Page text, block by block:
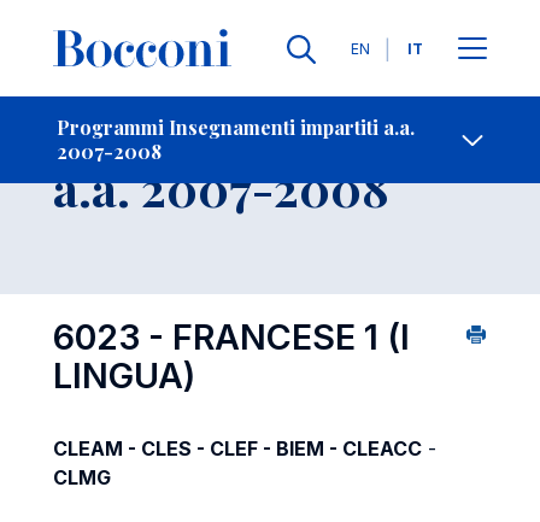
Lingue
EN IT
Programmi Insegnamenti impartiti a.a.
2007-2008
-
Insegnamento
a.a. 2007-2008
6023 - FRANCESE 1 (I
LINGUA)
CLEAM - CLES - CLEF - BIEM - CLEACC -
CLMG